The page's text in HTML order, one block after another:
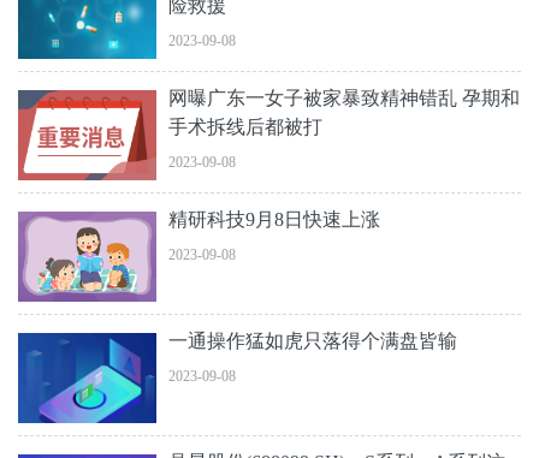
险救援
2023-09-08
网曝广东一女子被家暴致精神错乱 孕期和
手术拆线后都被打
2023-09-08
精研科技9月8日快速上涨
2023-09-08
一通操作猛如虎只落得个满盘皆输
2023-09-08